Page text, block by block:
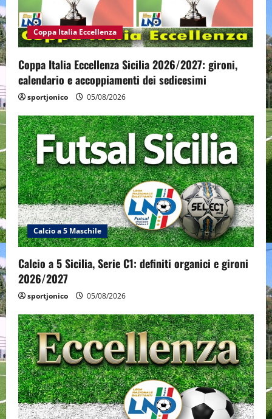
Coppa Italia Eccellenza
Coppa Italia Eccellenza Sicilia 2026/2027: gironi,
calendario e accoppiamenti dei sedicesimi
sportjonico 05/08/2026
Calcio a 5 Maschile
Calcio a 5 Sicilia, Serie C1: definiti organici e gironi
2026/2027
sportjonico 05/08/2026